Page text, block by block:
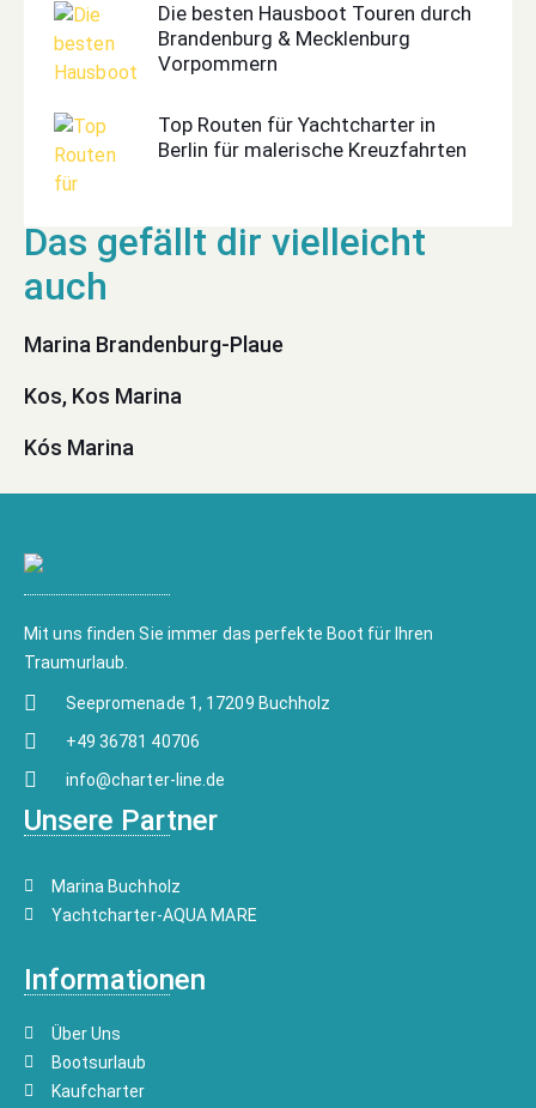
Die besten Hausboot Touren durch
Brandenburg & Mecklenburg
Vorpommern
Top Routen für Yachtcharter in
Berlin für malerische Kreuzfahrten
Marina Brandenburg-Plaue
Kos, Kos Marina
Kós Marina
Mit uns finden Sie immer das perfekte Boot für Ihren
Traumurlaub.
Seepromenade 1, 17209 Buchholz
+49 36781 40706
info@charter-line.de
Unsere Partner
Marina Buchholz
Yachtcharter-AQUA MARE
Informationen
Über Uns
Bootsurlaub
Kaufcharter